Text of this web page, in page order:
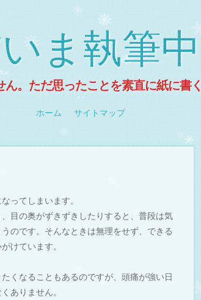
ま執筆中
。ただ思ったことを素直に紙に書
ホーム サイトマップ
ってしまいます。
目の奥がずきずきしたりすると、普段は気
のです。そんなときは無理をせず、できる
けています。
くなることもあるのですが、頭痛が強い日
ありません。